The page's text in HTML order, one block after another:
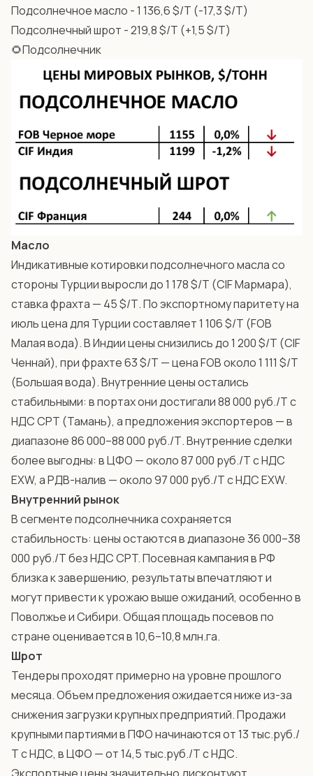
Подсолнечное масло - 1 136,6 $/Т (-17,3 $/Т)
Подсолнечный шрот - 219,8 $/Т (+1,5 $/Т)
🌻Подсолнечник
Масло
Индикативные котировки подсолнечного масла со
стороны Турции выросли до 1 178 $/Т (CIF Мармара),
ставка фрахта — 45 $/Т. По экспортному паритету на
июль цена для Турции составляет 1 106 $/Т (FOB
Малая вода). В Индии цены снизились до 1 200 $/Т (CIF
Ченнай), при фрахте 63 $/Т — цена FOB около 1 111 $/Т
(Большая вода). Внутренние цены остались
стабильными: в портах они достигали 88 000 руб./Т с
НДС CPT (Тамань), а предложения экспортеров — в
диапазоне 86 000–88 000 руб./Т. Внутренние сделки
более выгодны: в ЦФО — около 87 000 руб./Т с НДС
EXW, а РДВ-налив — около 97 000 руб./Т с НДС EXW.
Внутренний рынок
В сегменте подсолнечника сохраняется
стабильность: цены остаются в диапазоне 36 000–38
000 руб./Т без НДС CPT. Посевная кампания в РФ
близка к завершению, результаты впечатляют и
могут привести к урожаю выше ожиданий, особенно в
Поволжье и Сибири. Общая площадь посевов по
стране оценивается в 10,6–10,8 млн.га.
Шрот
Тендеры проходят примерно на уровне прошлого
месяца. Объем предложения ожидается ниже из-за
снижения загрузки крупных предприятий. Продажи
крупными партиями в ПФО начинаются от 13 тыс.руб./
Т с НДС, в ЦФО — от 14,5 тыс.руб./Т с НДС.